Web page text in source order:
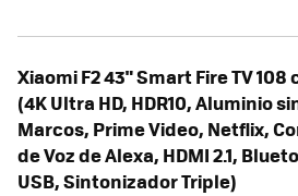
Xiaomi F2 43" Smart Fire TV 108
(4K Ultra HD, HDR10, Aluminio
Marcos, Prime Video, Netflix,
de Voz de Alexa, HDMI 2.1,
USB, Sintonizador Triple)